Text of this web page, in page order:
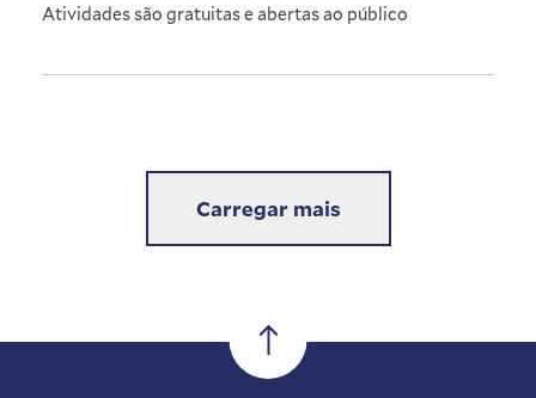
Atividades são gratuitas e abertas ao público
Carregar mais